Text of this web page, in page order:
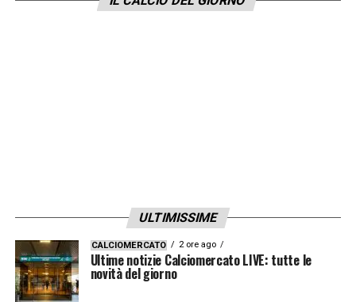
ULTIMISSIME
CALCIOMERCATO 2 ore ago
Ultime notizie Calciomercato LIVE: tutte le
novità del giorno